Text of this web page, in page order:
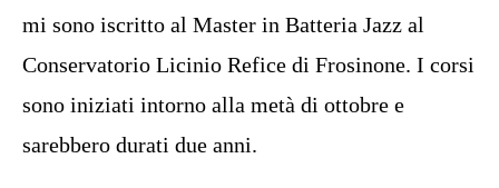
mi sono iscritto al Master in Batteria Jazz al
Conservatorio Licinio Refice di Frosinone. I corsi
sono iniziati intorno alla metà di ottobre e
sarebbero durati due anni.